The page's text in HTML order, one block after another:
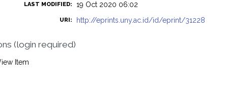
LAST MODIFIED: 19 Oct 2020 06:02
URI: http://eprints.uny.ac.id/id/eprint/31228
(login required)
Item